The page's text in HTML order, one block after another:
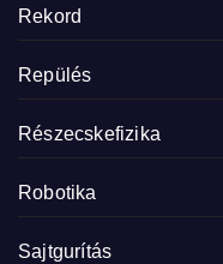
Rekord
Repülés
Részecskefizika
Robotika
Sajtgurítás